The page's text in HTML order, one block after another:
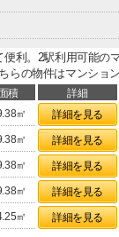
利。2駅利用可能の
らの物件はマンショ
積 詳細
㎡ 詳細を見る
㎡ 詳細を見る
㎡ 詳細を見る
㎡ 詳細を見る
㎡ 詳細を見る